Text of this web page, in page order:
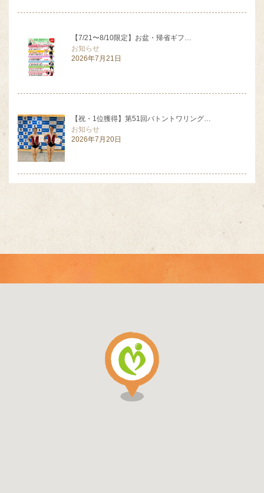
【7/21〜8/10限定】お盆・帰省ギフ…
お知らせ
2026年7月21日
【祝・1位獲得】第51回バトントワリング…
お知らせ
2026年7月20日